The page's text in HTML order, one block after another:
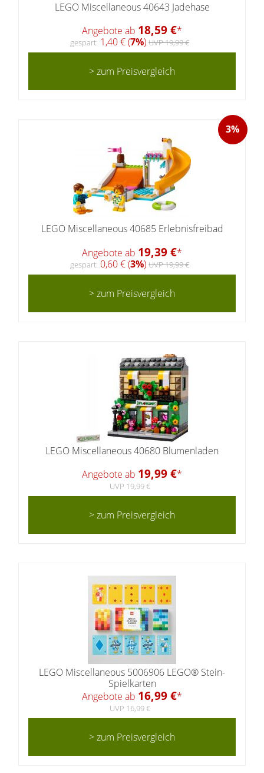
LEGO Miscellaneous 40643 Jadehase
Angebote ab 18,59 €*
gespart: 1,40 € (7%) UVP 19,99 €
> zum Preisvergleich
3%
LEGO Miscellaneous 40685 Erlebnisfreibad
Angebote ab 19,39 €*
gespart: 0,60 € (3%) UVP 19,99 €
> zum Preisvergleich
LEGO Miscellaneous 40680 Blumenladen
Angebote ab 19,99 €*
UVP 19,99 €
> zum Preisvergleich
LEGO Miscellaneous 5006906 LEGO® Stein-
Spielkarten
Angebote ab 16,99 €*
UVP 16,99 €
> zum Preisvergleich